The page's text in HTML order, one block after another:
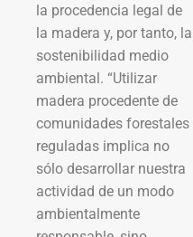
la procedencia legal de
la madera y, por tanto, la
sostenibilidad medio
ambiental. “Utilizar
madera procedente de
comunidades forestales
reguladas implica no
sólo desarrollar nuestra
actividad de un modo
ambientalmente